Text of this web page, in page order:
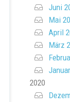
Juni
Mai
April
März
2020